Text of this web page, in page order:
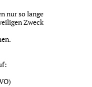
nur so lange
Zweck